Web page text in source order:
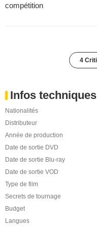
compétition
4
Infos techniques
Nationalités
Distributeur
Année de production
Date de sortie DVD
Date de sortie Blu-ray
Date de sortie VOD
Type de film
Secrets de tournage
Budget
Langues